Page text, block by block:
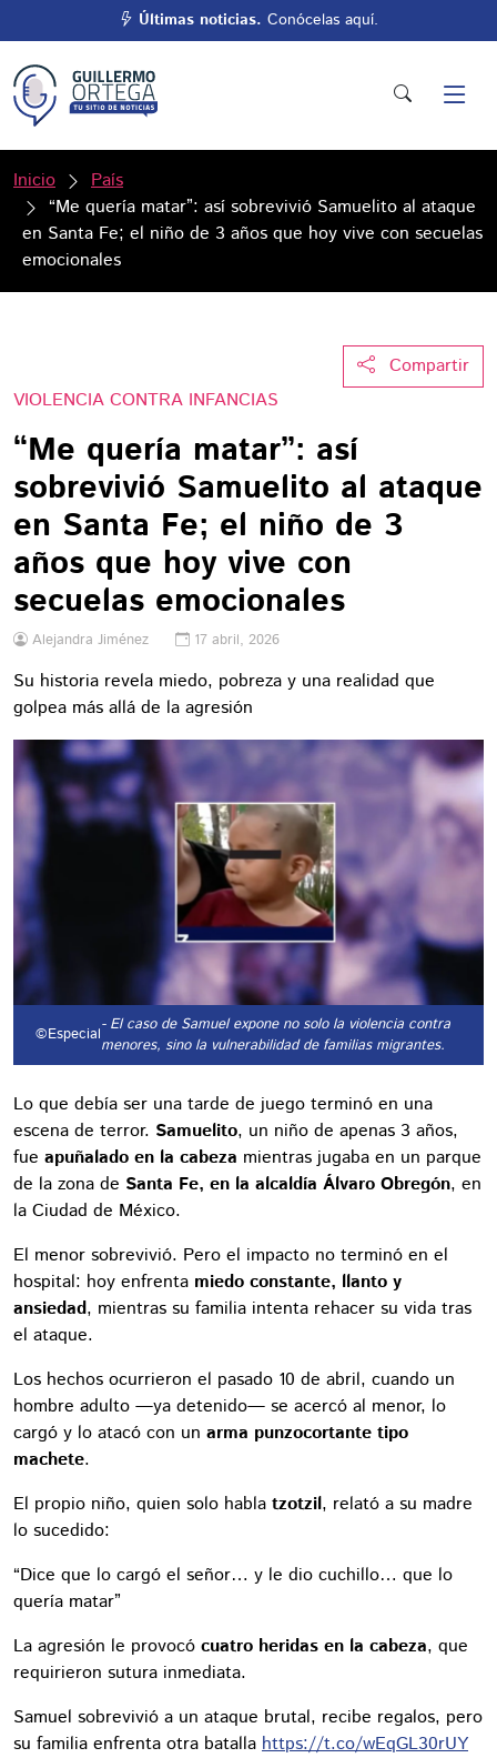
Últimas noticias. Conócelas aquí.
Inicio
País
“Me quería matar”: así sobrevivió Samuelito al ataque
en Santa Fe; el niño de 3 años que hoy vive con secuelas
emocionales
Compartir
VIOLENCIA CONTRA INFANCIAS
“Me quería matar”: así
sobrevivió Samuelito al ataque
en Santa Fe; el niño de 3
años que hoy vive con
secuelas emocionales
Alejandra Jiménez 17 abril, 2026
Su historia revela miedo, pobreza y una realidad que
golpea más allá de la agresión
©Especial- El caso de Samuel expone no solo la violencia contra
menores, sino la vulnerabilidad de familias migrantes.
Lo que debía ser una tarde de juego terminó en una
escena de terror. Samuelito, un niño de apenas 3 años,
fue apuñalado en la cabeza mientras jugaba en un parque
de la zona de Santa Fe, en la alcaldía Álvaro Obregón, en
la Ciudad de México.
El menor sobrevivió. Pero el impacto no terminó en el
hospital: hoy enfrenta miedo constante, llanto y
ansiedad, mientras su familia intenta rehacer su vida tras
el ataque.
Los hechos ocurrieron el pasado 10 de abril, cuando un
hombre adulto —ya detenido— se acercó al menor, lo
cargó y lo atacó con un arma punzocortante tipo
machete.
El propio niño, quien solo habla tzotzil, relató a su madre
lo sucedido:
“Dice que lo cargó el señor… y le dio cuchillo… que lo
quería matar”
La agresión le provocó cuatro heridas en la cabeza, que
requirieron sutura inmediata.
Samuel sobrevivió a un ataque brutal, recibe regalos, pero
su familia enfrenta otra batalla https://t.co/wEqGL30rUY